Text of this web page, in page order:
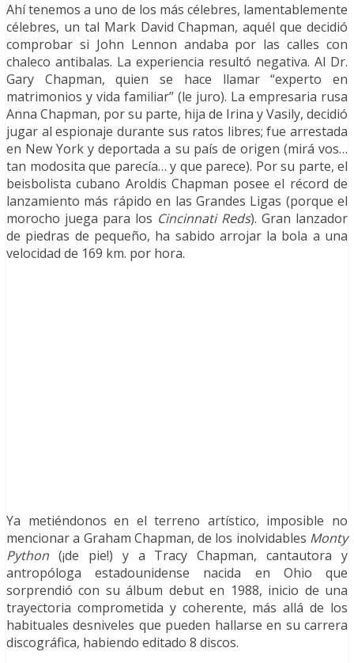
Ahí tenemos a uno de los más célebres, lamentablemente
célebres, un tal Mark David Chapman, aquél que decidió
comprobar si John Lennon andaba por las calles con
chaleco antibalas. La experiencia resultó negativa. Al Dr.
Gary Chapman, quien se hace llamar “experto en
matrimonios y vida familiar” (le juro). La empresaria rusa
Anna Chapman, por su parte, hija de Irina y Vasily, decidió
jugar al espionaje durante sus ratos libres; fue arrestada
en New York y deportada a su país de origen (mirá vos…
tan modosita que parecía… y que parece). Por su parte, el
beisbolista cubano Aroldis Chapman posee el récord de
lanzamiento más rápido en las Grandes Ligas (porque el
morocho juega para los Cincinnati Reds). Gran lanzador
de piedras de pequeño, ha sabido arrojar la bola a una
velocidad de 169 km. por hora.
Ya metiéndonos en el terreno artístico, imposible no
mencionar a Graham Chapman, de los inolvidables Monty
Python (¡de pie!) y a Tracy Chapman, cantautora y
antropóloga estadounidense nacida en Ohio que
sorprendió con su álbum debut en 1988, inicio de una
trayectoria comprometida y coherente, más allá de los
habituales desniveles que pueden hallarse en su carrera
discográfica, habiendo editado 8 discos.